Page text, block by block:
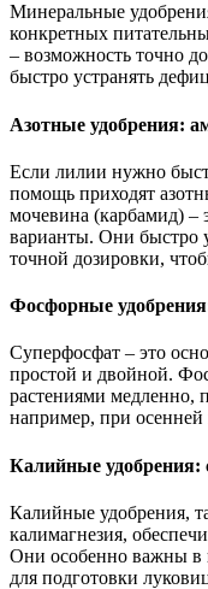
Минеральные
конкретных
– возможность точно
быстро устранять
Азотные удобрения:
Если лилии нужно
помощь приходят
мочевина (карбамид) –
варианты. Они быстро
точной дозировки,
Фосфорные
Суперфосфат – это
простой и двойной.
растениями медленно,
например, при
Калийные удобрения:
Калийные удобрения,
калимагнезия,
Они особенно важны в
для подготовки